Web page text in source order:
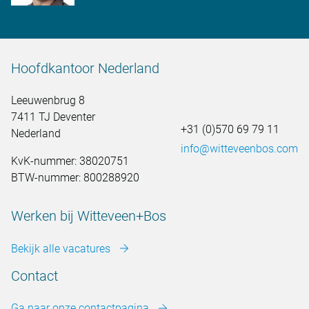
Hoofdkantoor Nederland
Leeuwenbrug 8
7411 TJ Deventer
Nederland
KvK-nummer: 38020751
BTW-nummer: 800288920
+31 (0)570 69 79 11
info@witteveenbos.com
Werken bij Witteveen+Bos
Bekijk alle vacatures
Contact